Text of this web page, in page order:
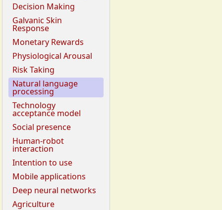
Decision Making
Galvanic Skin
Response
Monetary Rewards
Physiological Arousal
Risk Taking
Natural language
processing
Technology
acceptance model
Social presence
Human-robot
interaction
Intention to use
Mobile applications
Deep neural networks
Agriculture